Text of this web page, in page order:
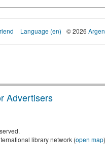
Language (en) © 2026
Advertisers
library network (open map)